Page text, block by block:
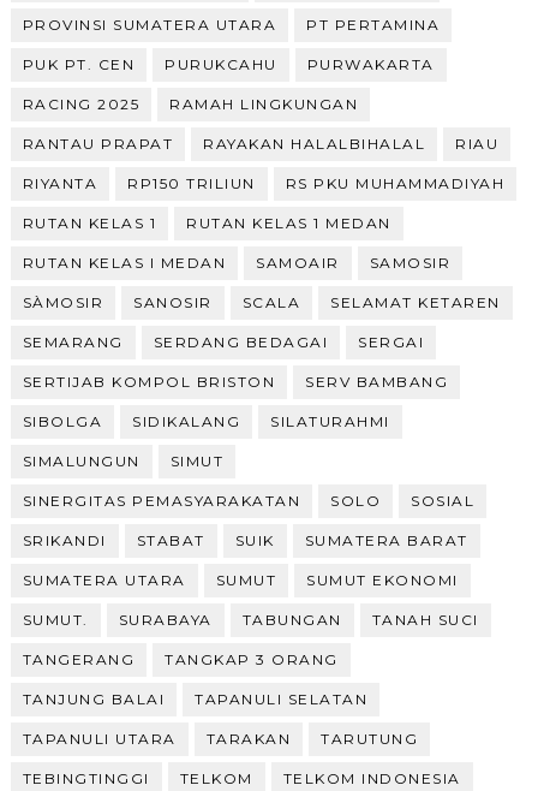
PROVINSI SUMATERA UTARA PT PERTAMINA
PUK PT. CEN PURUKCAHU PURWAKARTA
RACING 2025 RAMAH LINGKUNGAN
RANTAU PRAPAT RAYAKAN HALALBIHALAL RIAU
RIYANTA RP150 TRILIUN RS PKU MUHAMMADIYAH
RUTAN KELAS 1 RUTAN KELAS 1 MEDAN
RUTAN KELAS I MEDAN SAMOAIR SAMOSIR
SÀMOSIR SANOSIR SCALA SELAMAT KETAREN
SEMARANG SERDANG BEDAGAI SERGAI
SERTIJAB KOMPOL BRISTON SERV BAMBANG
SIBOLGA SIDIKALANG SILATURAHMI
SIMALUNGUN SIMUT
SINERGITAS PEMASYARAKATAN SOLO SOSIAL
SRIKANDI STABAT SUIK SUMATERA BARAT
SUMATERA UTARA SUMUT SUMUT EKONOMI
SUMUT. SURABAYA TABUNGAN TANAH SUCI
TANGERANG TANGKAP 3 ORANG
TANJUNG BALAI TAPANULI SELATAN
TAPANULI UTARA TARAKAN TARUTUNG
TEBINGTINGGI TELKOM TELKOM INDONESIA